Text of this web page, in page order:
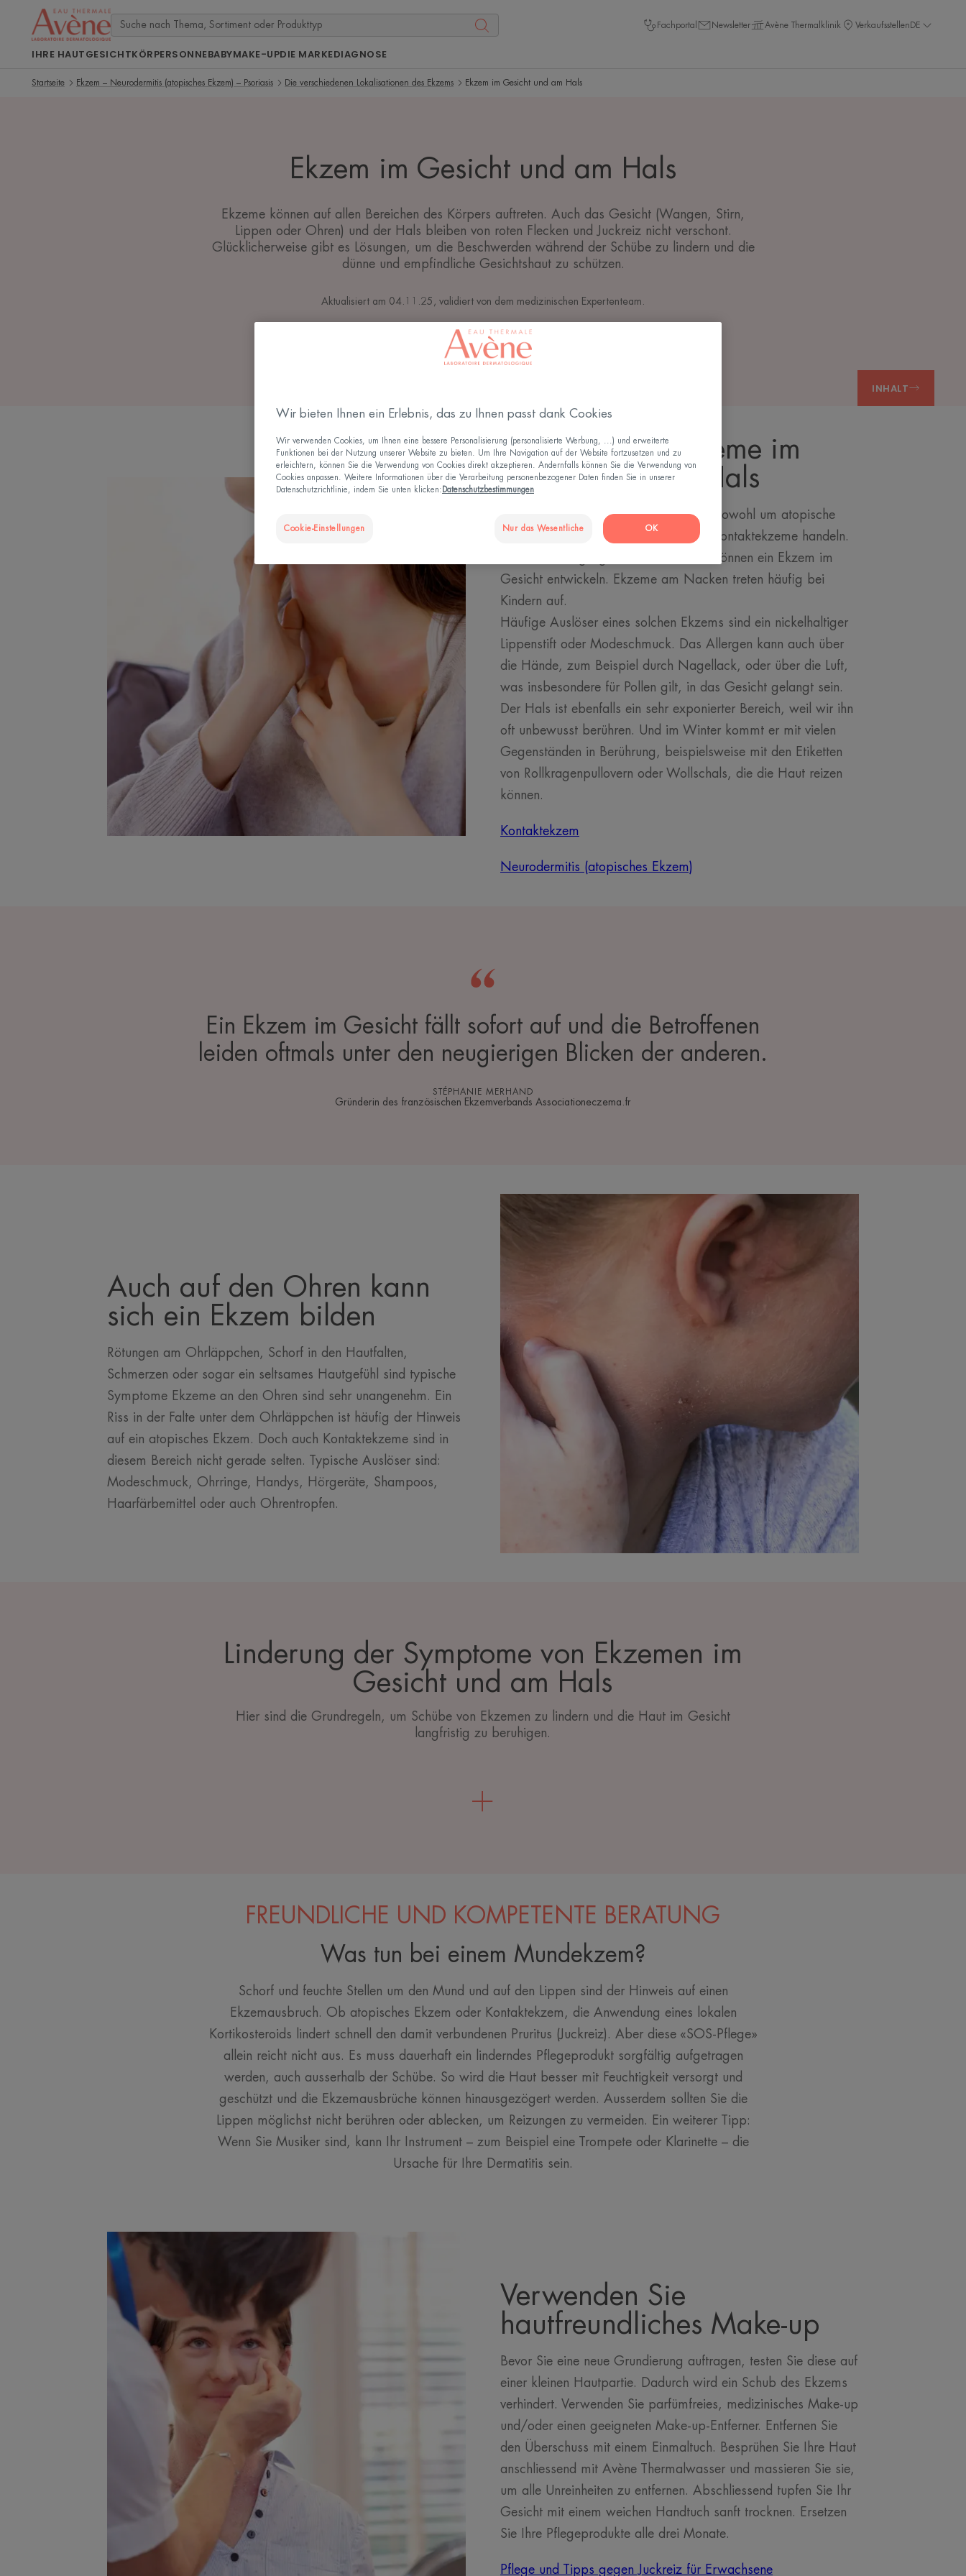
Fachportal Newsletter Avène Thermalklinik Verkaufsstellen DE
IHRE HAUTGESICHTKÖRPERSONNEBABYMAKE-UPDIE MARKEDIAGNOSE
Startseite Ekzem – Neurodermitis (atopisches Ekzem) – Psoriasis Die verschiedenen Lokalisationen des Ekzems Ekzem im Gesicht und am Hals
Ekzem im Gesicht und am Hals
Ekzeme können auf allen Bereichen des Körpers auftreten. Auch das Gesicht (Wangen, Stirn,
Lippen oder Ohren) und der Hals bleiben von roten Flecken und Juckreiz nicht verschont.
Glücklicherweise gibt es Lösungen, um die Beschwerden während der Schübe zu lindern und die
dünne und empfindliche Gesichtshaut zu schützen.
Aktualisiert am 04.11.25 , validiert von dem medizinischen Expertenteam
Die verschiedenen Lokalisationen des Ekzems
INHALT
Ursachen für Ekzeme im
Gesicht und am Hals
Im Gesicht und am Hals kann es sich sowohl um atopische
Ekzeme (Neurodermitis) als auch um Kontaktekzeme handeln.
Vor allem Säuglinge und Erwachsene können ein Ekzem im
Gesicht entwickeln. Ekzeme am Nacken treten häufig bei
Kindern auf.
Häufige Auslöser eines solchen Ekzems sind ein nickelhaltiger
Lippenstift oder Modeschmuck. Das Allergen kann auch über
die Hände, zum Beispiel durch Nagellack, oder über die Luft,
was insbesondere für Pollen gilt, in das Gesicht gelangt sein.
Der Hals ist ebenfalls ein sehr exponierter Bereich, weil wir ihn
oft unbewusst berühren. Und im Winter kommt er mit vielen
Gegenständen in Berührung, beispielsweise mit den Etiketten
von Rollkragenpullovern oder Wollschals, die die Haut reizen
können.
Kontaktekzem
Neurodermitis (atopisches Ekzem)
Ein Ekzem im Gesicht fällt sofort auf und die Betroffenen
leiden oftmals unter den neugierigen Blicken der anderen.
STÉPHANIE MERHAND
Gründerin des französischen Ekzemverbands Associationeczema.fr
Auch auf den Ohren kann
sich ein Ekzem bilden
Rötungen am Ohrläppchen, Schorf in den Hautfalten,
Schmerzen oder sogar ein seltsames Hautgefühl sind typische
Symptome Ekzeme an den Ohren sind sehr unangenehm. Ein
Riss in der Falte unter dem Ohrläppchen ist häufig der Hinweis
auf ein atopisches Ekzem. Doch auch Kontaktekzeme sind in
diesem Bereich nicht gerade selten. Typische Auslöser sind:
Modeschmuck, Ohrringe, Handys, Hörgeräte, Shampoos,
Haarfärbemittel oder auch Ohrentropfen.
Linderung der Symptome von Ekzemen im
Gesicht und am Hals
Hier sind die Grundregeln, um Schübe von Ekzemen zu lindern und die Haut im Gesicht
langfristig zu beruhigen.
FREUNDLICHE UND KOMPETENTE BERATUNG
Was tun bei einem Mundekzem?
Schorf und feuchte Stellen um den Mund und auf den Lippen sind der Hinweis auf einen
Ekzemausbruch. Ob atopisches Ekzem oder Kontaktekzem, die Anwendung eines lokalen
Kortikosteroids lindert schnell den damit verbundenen Pruritus (Juckreiz). Aber diese «SOS-Pflege»
allein reicht nicht aus. Es muss dauerhaft ein linderndes Pflegeprodukt sorgfältig aufgetragen
werden, auch ausserhalb der Schübe. So wird die Haut besser mit Feuchtigkeit versorgt und
geschützt und die Ekzemausbrüche können hinausgezögert werden. Ausserdem sollten Sie die
Lippen möglichst nicht berühren oder ablecken, um Reizungen zu vermeiden. Ein weiterer Tipp:
Wenn Sie Musiker sind, kann Ihr Instrument – zum Beispiel eine Trompete oder Klarinette – die
Ursache für Ihre Dermatitis sein.
Verwenden Sie
hautfreundliches Make-up
Bevor Sie eine neue Grundierung auftragen, testen Sie diese auf
einer kleinen Hautpartie. Dadurch wird ein Schub des Ekzems
verhindert. Verwenden Sie parfümfreies, medizinisches Make-up
und/oder einen geeigneten Make-up-Entferner. Entfernen Sie
den Überschuss mit einem Einmaltuch. Besprühen Sie Ihre Haut
anschliessend mit Avène Thermalwasser und massieren Sie sie,
um alle Unreinheiten zu entfernen. Abschliessend tupfen Sie Ihr
Gesicht mit einem weichen Handtuch sanft trocknen. Ersetzen
Sie Ihre Pflegeprodukte alle drei Monate.
Pflege und Tipps gegen Juckreiz für Erwachsene
Wir bieten Ihnen ein Erlebnis, das zu Ihnen passt dank Cookies
Wir verwenden Cookies, um Ihnen eine bessere Personalisierung (personalisierte Werbung, ...) und erweiterte
Funktionen bei der Nutzung unserer Website zu bieten. Um Ihre Navigation auf der Website fortzusetzen und zu
erleichtern, können Sie die Verwendung von Cookies direkt akzeptieren. Andernfalls können Sie die Verwendung von
Cookies anpassen. Weitere Informationen über die Verarbeitung personenbezogener Daten finden Sie in unserer
Datenschutzrichtlinie, indem Sie unten klicken: Datenschutzbestimmungen
Cookie-Einstellungen Nur das Wesentliche OK